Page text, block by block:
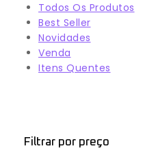
Todos Os Produtos
Best Seller
Novidades
Venda
Itens Quentes
Filtrar por preço